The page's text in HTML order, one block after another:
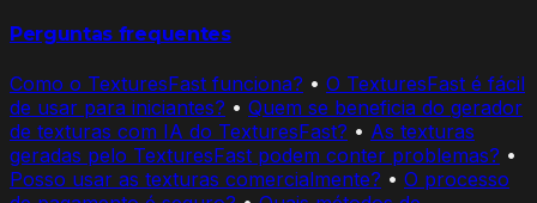
Perguntas frequentes
Como o TexturesFast funciona? • O TexturesFast é fácil
de usar para iniciantes? • Quem se beneficia do gerador
de texturas com IA do TexturesFast? • As texturas
geradas pelo TexturesFast podem conter problemas? •
Posso usar as texturas comercialmente? • O processo